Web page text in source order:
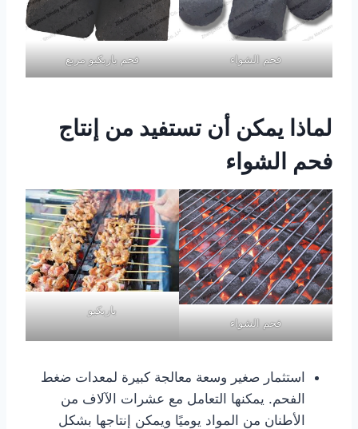
فحم الشواء فحم باربكيو مربع
لماذا يمكن أن تستفيد من إنتاج
فحم الشواء
فحم الشواء
باربكيو
استثمار صغير وسعة معالجة كبيرة لمعدات ضغط
الفحم. يمكنها التعامل مع عشرات الآلاف من
الأطنان من المواد يوميًا ويمكن إنتاجها بشكل